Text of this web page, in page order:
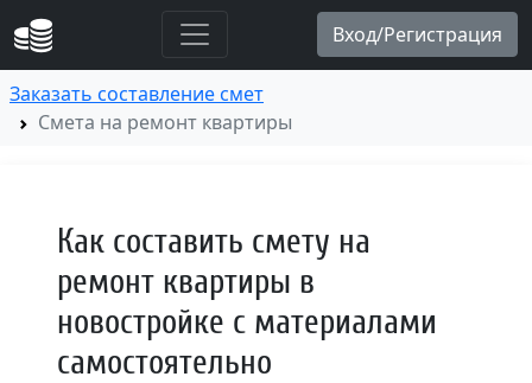
Заказать составление смет
Смета на ремонт квартиры
Как составить смету на
ремонт квартиры в
новостройке с материалами
самостоятельно